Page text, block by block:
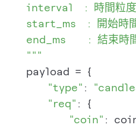
interval  : 時間粒
start_ms  : 開始時
end_ms    : 結束
    """
    payload = {
"type" :
"req" : {
"coin" :